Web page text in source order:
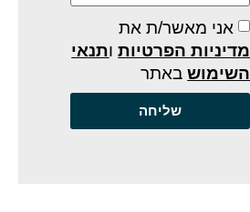
אני מאשר/ת את
מדיניות הפרטיותותנאי
השימושבאתר
שליחה